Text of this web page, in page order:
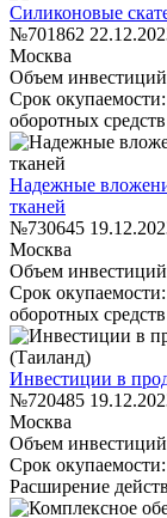
Силиконовые
№701862
Москва
Объем
Срок
оборотных средств
Надежные
тканей
№730645
Москва
Объем
Срок окупаемости:
оборотных средств
Инвестиции в
№720485
Москва
Объем
Срок
Расширение